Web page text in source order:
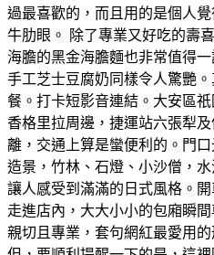
過最喜歡的，而且用的是個人
牛肋眼。 除了專業又好吃的壽
海膽的黑金海膽麵也非常值得
手工芝士豆腐奶同樣令人驚艷
餐。打卡短影音連結。大安區
香格里拉周邊，捷運站六張犁
離，交通上算是蠻便利的。門
造景，竹林、石燈、小沙僧，
讓人感受到滿滿的日式風格。
走進店內，大大小小的包廂瞬
親切且專業，套句網紅最愛用